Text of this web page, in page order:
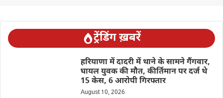
ट्रेंडिंग ख़बरें
हरियाणा में दादरी में थाने के सामने गैंगवार,
घायल युवक की मौत, कीर्तिमान पर दर्ज थे
15 केस, 6 आरोपी गिरफ्तार
August 10, 2026